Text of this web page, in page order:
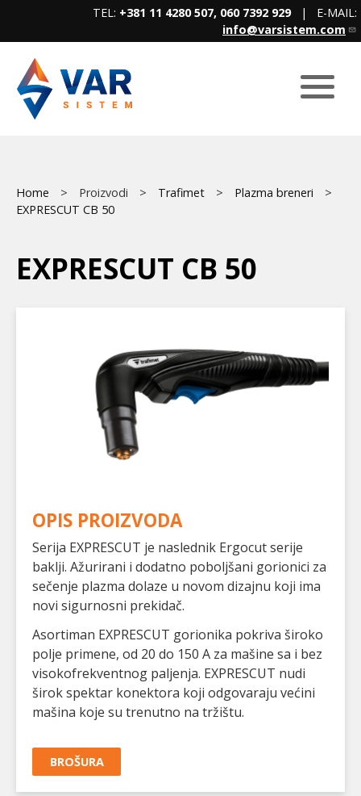
content
TEL: +381 11 4280 507, 060 7392 929| E-MAIL:
info@varsistem.com
Main
Breadcrumb
Home Proizvodi Trafimet
Plazma breneri
EXPRESCUT CB 50
EXPRESCUT CB 50
OPIS PROIZVODA
Serija EXPRESCUT je naslednik Ergocut serije
baklji. Ažurirani i dodatno poboljšani gorionici za
sečenje plazma dolaze u novom dizajnu koji ima
novi sigurnosni prekidač.
Asortiman EXPRESCUT gorionika pokriva široko
polje primene, od 20 do 150 A za mašine sa i bez
visokofrekventnog paljenja. EXPRESCUT nudi
širok spektar konektora koji odgovaraju većini
mašina koje su trenutno na tržištu.
BROŠURA